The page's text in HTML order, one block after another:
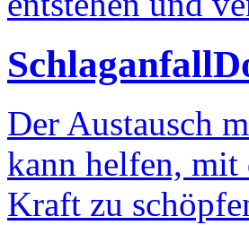
Schlaganfall
Der Austausch
kann helfen, mit
Kraft zu